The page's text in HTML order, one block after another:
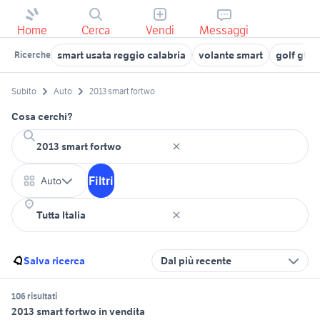
Home Cerca Vendi Messaggi
Ricerche smart usata reggio calabria volante smart golf gti
Subito Auto 2013 smart fortwo
Cosa cerchi?
Auto Filtri
Salva ricerca Dal più recente
106 risultati
2013 smart fortwo in vendita